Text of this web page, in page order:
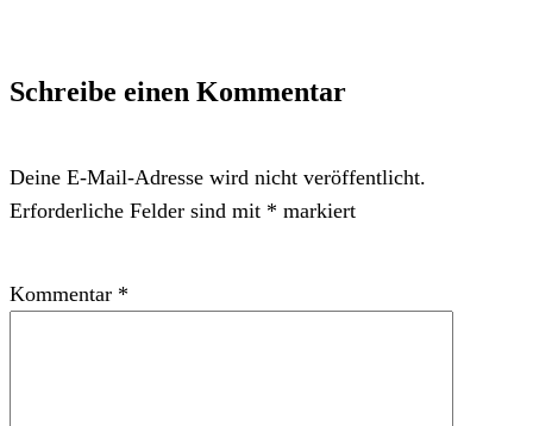
Schreibe einen Kommentar
Deine E-Mail-Adresse wird nicht veröffentlicht.
Erforderliche Felder sind mit * markiert
Kommentar *